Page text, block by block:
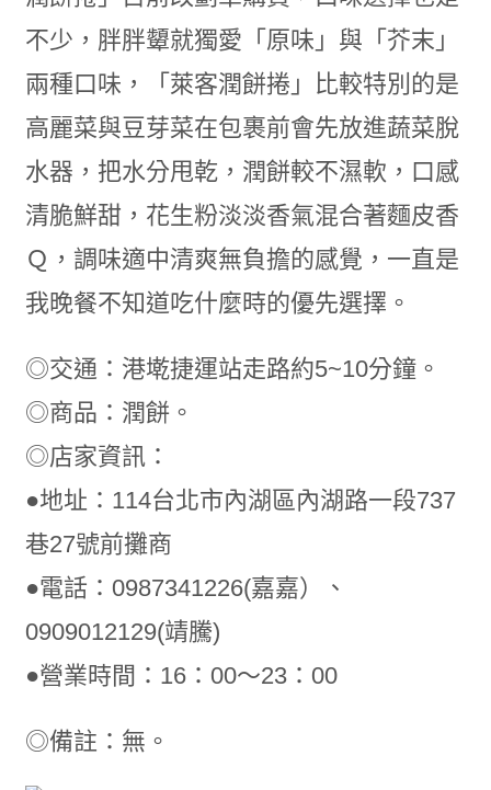
不少，胖胖顰就獨愛「原味」與「芥末」
兩種口味，「萊客潤餅捲」比較特別的是
高麗菜與豆芽菜在包裹前會先放進蔬菜脫
水器，把水分甩乾，潤餅較不濕軟，口感
清脆鮮甜，花生粉淡淡香氣混合著麵皮香
Ｑ，調味適中清爽無負擔的感覺，一直是
我晚餐不知道吃什麼時的優先選擇。
◎交通：港墘捷運站走路約5~10分鐘。
◎商品：潤餅。
◎店家資訊：
●地址：114台北市內湖區內湖路一段737
巷27號前攤商
●電話：0987341226(嘉嘉）、
0909012129(靖騰)
●營業時間：16：00～23：00
◎備註：無。